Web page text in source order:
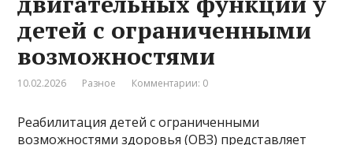
детей с ограниченными
возможностями
10.02.2026 Разное Комментарии: 0
Реабилитация детей с ограниченными
возможностями здоровья (ОВЗ) представляет